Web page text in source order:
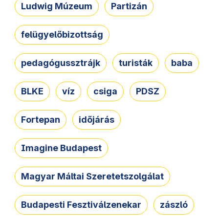
Ludwig Múzeum Partizán
felügyelőbizottság
pedagógussztrájk turisták baba
BLKE víz csiga PDSZ
Fortepan időjárás
Imagine Budapest
Magyar Máltai Szeretetszolgálat
Budapesti Fesztiválzenekar zászló